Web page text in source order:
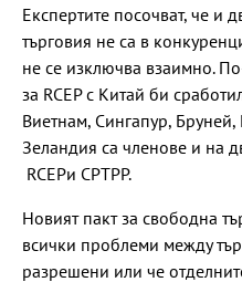
Експертите посочват, че и
търговия не са в
не се изключва взаимно.
за RCEP с Китай би
Виетнам, Сингапур,
Зеландия са членове и на
RCEPи CPTPP.
Новият пакт за свободна
всички проблеми между
разрешени или че